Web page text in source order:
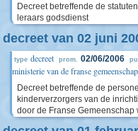
Decreet betreffende de
leraars godsdienst
decreet van 02 juni
type decreet prom. 02/06/2006
ministerie van de franse gemeenschap
Decreet betreffende de
kinderverzorgers van de
door de Franse